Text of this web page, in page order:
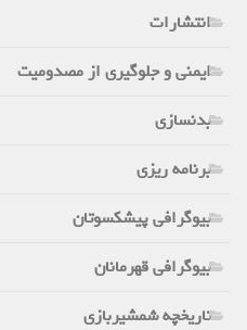
انتشارات
ایمنی و جلوگیری از مصدومیت
بدنسازی
برنامه ریزی
بیوگرافی پیشکسوتان
بیوگرافی قهرمانان
تاریخچه شمشیربازی